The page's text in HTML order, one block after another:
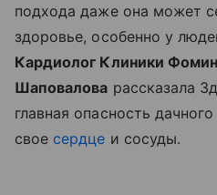
подхода даже она может
здоровье, особенно у
Кардиолог Клиники
Шаповалова рассказала
главная опасность
свое сердце и сосуды.